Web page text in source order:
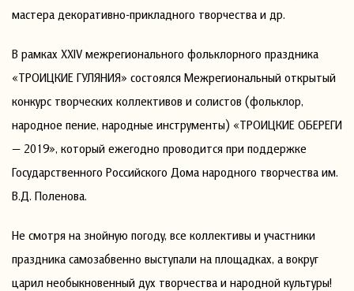
мастера декоративно-прикладного творчества и др.
В рамках XXIV межрегионального фольклорного праздника
«ТРОИЦКИЕ ГУЛЯНИЯ» состоялся Межрегиональный открытый
конкурс творческих коллективов и солистов (фольклор,
народное пение, народные инструменты) «ТРОИЦКИЕ ОБЕРЕГИ
— 2019», который ежегодно проводится при поддержке
Государственного Российского Дома народного творчества им.
В.Д. Поленова.
Не смотря на знойную погоду, все коллективы и участники
праздника самозабвенно выступали на площадках, а вокруг
царил необыкновенный дух творчества и народной культуры!